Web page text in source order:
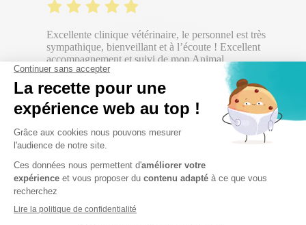
Excellente clinique vétérinaire, le personnel est très
sympathique, bienveillant et à l’écoute ! Excellent
accompagnement et suivi de mon Animal.
Sabrina Roselyne Alaïs
Super place et personnelle très doux